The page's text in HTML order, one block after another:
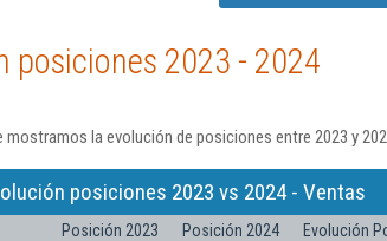
posiciones 2023 - 2024
la evolución de posiciones entre 2023 y
posiciones 2023 vs 2024 - Ventas
Posición 2023 Posición 2024
Evolución